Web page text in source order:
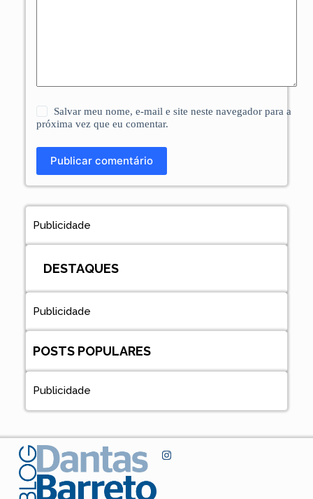
Salvar meu nome, e-mail e site neste navegador para a
próxima vez que eu comentar.
Publicar comentário
Publicidade
DESTAQUES
Publicidade
POSTS POPULARES
Publicidade